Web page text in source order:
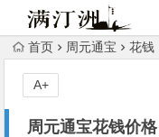
首页 周元通宝 花钱
周元通宝花钱价格
A+